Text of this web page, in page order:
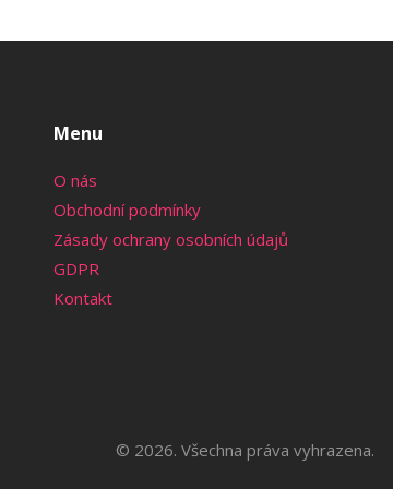
Menu
O nás
Obchodní podmínky
Zásady ochrany osobních údajů
GDPR
Kontakt
© 2026. Všechna práva vyhrazena.